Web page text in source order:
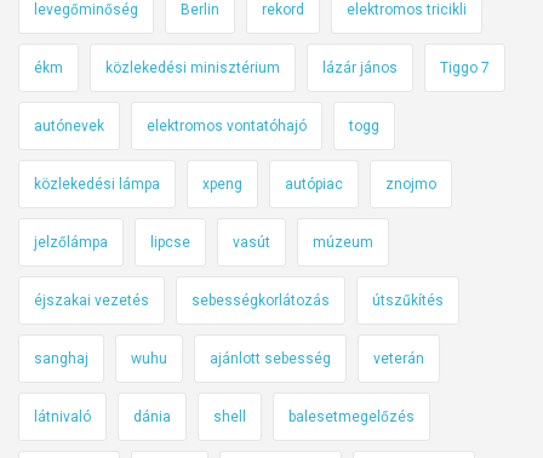
levegőminőség Berlin rekord elektromos tricikli
ékm közlekedési minisztérium lázár jános Tiggo 7
autónevek elektromos vontatóhajó togg
közlekedési lámpa xpeng autópiac znojmo
jelzőlámpa lipcse vasút múzeum
éjszakai vezetés sebességkorlátozás útszűkítés
sanghaj wuhu ajánlott sebesség veterán
látnivaló dánia shell balesetmegelőzés